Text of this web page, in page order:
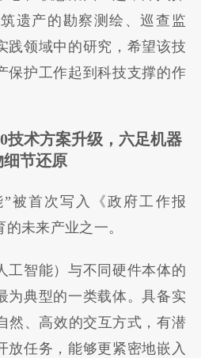
遗产的勘察测绘、巡查监
践领域中的研究，希望该技
保护工作起到科技支撑的作
技术方案升级， 六足机器
节还原
被首次写入《政府工作报
未来产业之一。
工智能）与不同硬件本体的
为典型的一类载体。具备实
然、高效的交互方式，有潜
放任务，能够更紧密地嵌入